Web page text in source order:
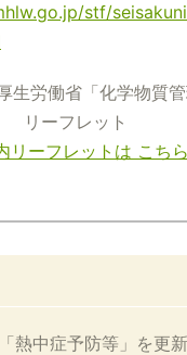
stf/
生労働省「化学物質
リーフレット
リーフレットは こち
熱中症予防等」を更